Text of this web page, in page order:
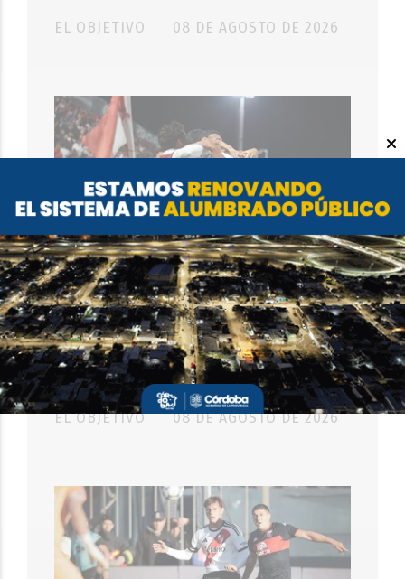
EL OBJETIVO 08 DE AGOSTO DE 2026
Instituto festeja sus 108 años
ante Gimnasia de Mendoza por el
Torneo Clausura
EL OBJETIVO
DEPORTES
08 DE AGOSTO DE 2026